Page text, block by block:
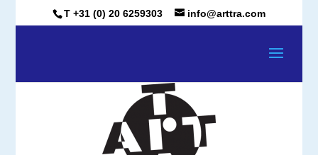
T +31 (0) 20 6259303 info@arttra.com